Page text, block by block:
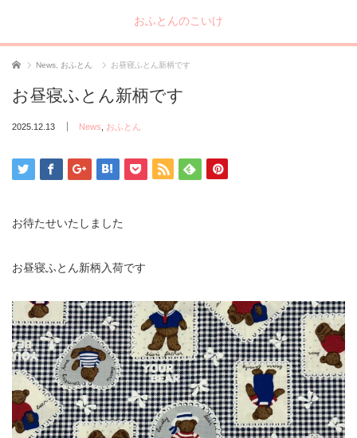
おふとんのこいけ
ホーム News おふとん お昼寝ふとん新柄です
お昼寝ふとん新柄です
2025.12.13 News おふとん
お待たせいたしました
お昼寝ふとん新柄入荷です